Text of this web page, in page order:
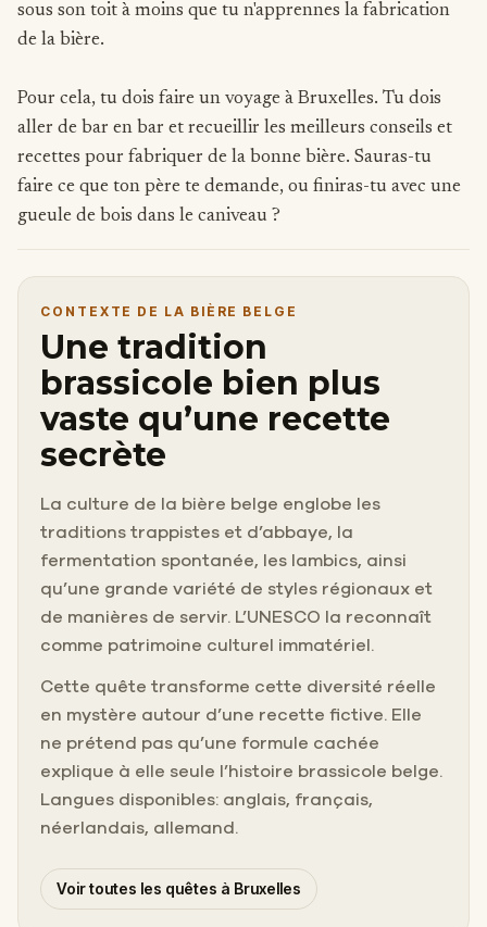
sous son toit à moins que tu n'apprennes la fabrication
de la bière.
Pour cela, tu dois faire un voyage à Bruxelles. Tu dois
aller de bar en bar et recueillir les meilleurs conseils et
recettes pour fabriquer de la bonne bière. Sauras-tu
faire ce que ton père te demande, ou finiras-tu avec une
gueule de bois dans le caniveau ?
CONTEXTE DE LA BIÈRE BELGE
Une tradition
brassicole bien plus
vaste qu’une recette
secrète
La culture de la bière belge englobe les
traditions trappistes et d’abbaye, la
fermentation spontanée, les lambics, ainsi
qu’une grande variété de styles régionaux et
de manières de servir. L’UNESCO la reconnaît
comme patrimoine culturel immatériel.
Cette quête transforme cette diversité réelle
en mystère autour d’une recette fictive. Elle
ne prétend pas qu’une formule cachée
explique à elle seule l’histoire brassicole belge.
Langues disponibles: anglais, français,
néerlandais, allemand.
Voir toutes les quêtes à Bruxelles